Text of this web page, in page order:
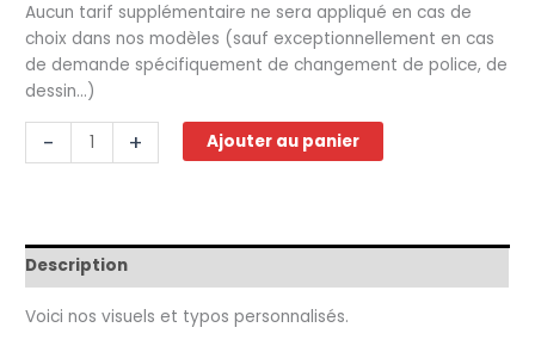
Aucun tarif supplémentaire ne sera appliqué en cas de
choix dans nos modèles (sauf exceptionnellement en cas
de demande spécifiquement de changement de police, de
dessin…)
-
quantité
de
typos
à
choisir
+ Ajouter au panier
Description
Voici nos visuels et typos personnalisés.